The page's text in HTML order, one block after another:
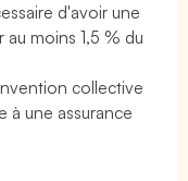
d'avoir une
moins 1,5 % du
collective
à une assurance